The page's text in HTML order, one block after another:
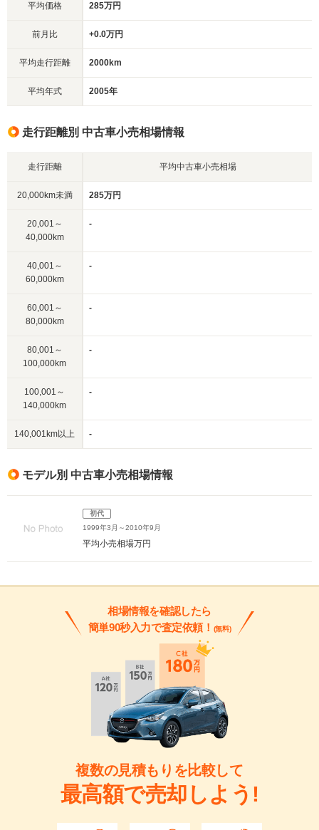
平均価格 285万円
前月比 +0.0万円
平均走行距離 2000km
平均年式 2005年
走行距離別 中古車小売相場情報
走行距離 平均中古車小売相場
20,000km未満 285万円
20,001～
40,000km
-
40,001～
60,000km
-
60,001～
80,000km
-
80,001～
100,000km
-
100,001～
140,000km
-
140,001km以上 -
モデル別 中古車小売相場情報
初代
1999年3月～2010年9月
平均小売相場万円
相場情報を確認したら
簡単90秒入力で査定依頼！ (無料)
複数の見積もりを比較して
最高額で売却しよう!